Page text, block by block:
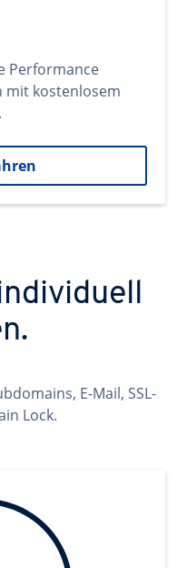
Performance
mit kostenlosem
E-Mail, SSL-
Lock.